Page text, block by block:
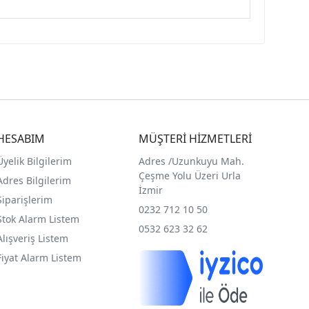
Bilgilerim
Bilgilerim
Alarm Listem
Listem
Alarm Listem
MÜŞTERİ HİZMETLERİ
Adres /Uzunkuyu Mah.
Çeşme Yolu Üzeri Urla
İzmir
0232 712 10 50
0532 623 32 62